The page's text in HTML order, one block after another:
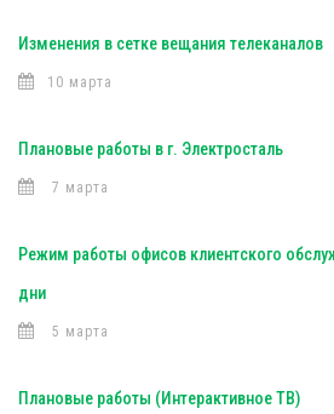
Изменения в сетке вещания телеканалов
10 марта
Плановые работы в г. Электросталь
7 марта
Режим работы офисов клиентского
дни
5 марта
Плановые работы (Интерактивное ТВ)